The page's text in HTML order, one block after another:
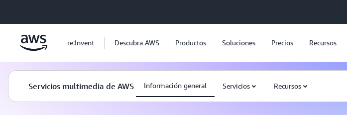
re:Invent Descubra AWS Productos Soluciones Precios Recursos
Servicios multimedia de AWS Información general Servicios Recursos